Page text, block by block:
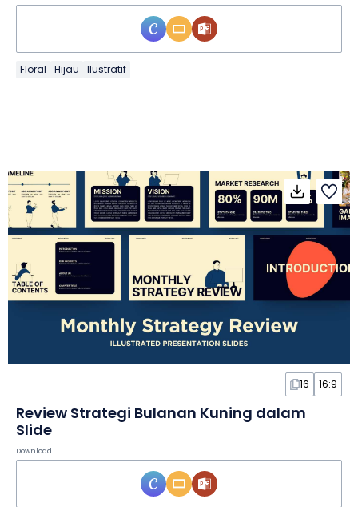
Floral Hijau Ilustratif
16 16:9
Review Strategi Bulanan Kuning dalam
Slide
Download